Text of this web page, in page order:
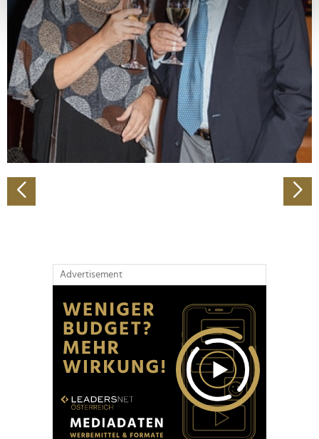
bestimmten Merkmalen (Fingerprinting) identifizieren
Erfahren Sie mehr darüber, wie Ihre persönlichen Daten
verarbeitet werden, und legen Sie Ihre Präferenzen im
Abschnitt Einzelheitenfest.
Wir verwenden Cookies, um Inhalte und Anzeigen zu
personalisieren, Funktionen für soziale Medien anbieten
zu können und die Zugriffe auf unsere Website zu
analysieren. Außerdem geben wir Informationen zu Ihrer
Verwendung unserer Website an unsere Partner für
soziale Medien, Werbung und Analysen weiter. Unsere
Partner führen diese Informationen möglicherweise mit
Advertisement